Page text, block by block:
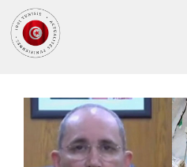
au
contenu